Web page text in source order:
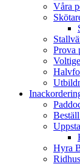
Våra
Prova
Hyra